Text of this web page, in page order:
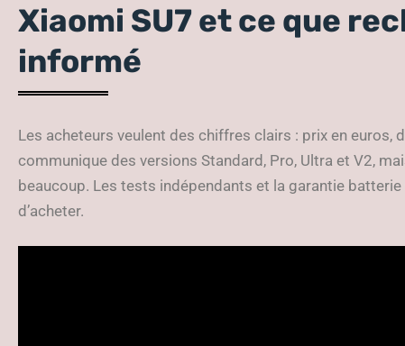
Xiaomi SU7 et ce que
informé
Les acheteurs veulent des chiffres clairs : prix en euros,
communique des versions Standard, Pro, Ultra et V2,
beaucoup. Les tests indépendants et la garantie
d’acheter.